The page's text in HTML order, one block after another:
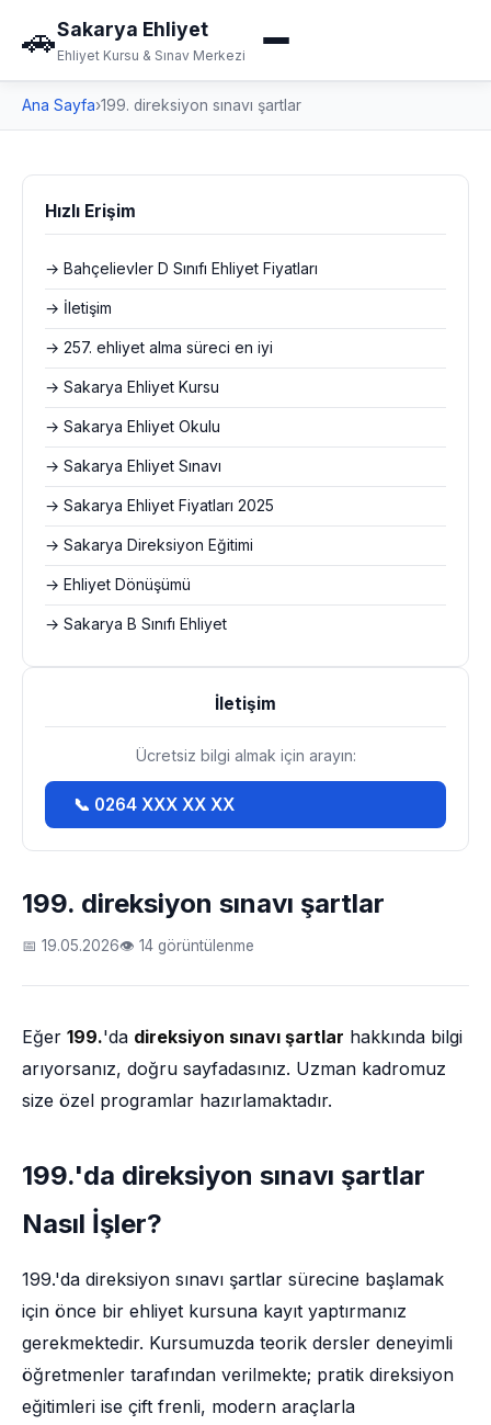
🚗Sakarya Ehliyet
Ehliyet Kursu & Sınav Merkezi
Ana Sayfa›199. direksiyon sınavı şartlar
199. direksiyon sınavı şartlar
📅 19.05.2026👁 14 görüntülenme
Eğer 199.'da direksiyon sınavı şartlar hakkında bilgi
arıyorsanız, doğru sayfadasınız. Uzman kadromuz
size özel programlar hazırlamaktadır.
199.'da direksiyon sınavı şartlar
Nasıl İşler?
199.'da direksiyon sınavı şartlar sürecine başlamak
için önce bir ehliyet kursuna kayıt yaptırmanız
gerekmektedir. Kursumuzda teorik dersler deneyimli
öğretmenler tarafından verilmekte; pratik direksiyon
eğitimleri ise çift frenli, modern araçlarla
Hızlı Erişim
→ Bahçelievler D Sınıfı Ehliyet Fiyatları
→ İletişim
→ 257. ehliyet alma süreci en iyi
→ Sakarya Ehliyet Kursu
→ Sakarya Ehliyet Okulu
→ Sakarya Ehliyet Sınavı
→ Sakarya Ehliyet Fiyatları 2025
→ Sakarya Direksiyon Eğitimi
→ Ehliyet Dönüşümü
→ Sakarya B Sınıfı Ehliyet
İletişim
Ücretsiz bilgi almak için arayın:
📞 0264 XXX XX XX